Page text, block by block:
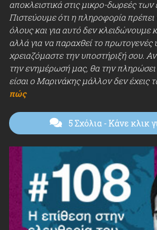
αποκλειστικά στις μικρο-δωρεές
Πιστεύουμε ότι η πληροφορία πρέπει
όλους και για αυτό δεν κλειδώνουμε
αλλά για να παραχθεί το πρωτογενές
χρειαζόμαστε την υποστήριξή σου.
την ενημέρωσή μας, θα την πληρώσει
είσαι ο Μαρινάκης μάλλον δεν έχεις
πώς
5 Σχόλια- Κάνε κλικ